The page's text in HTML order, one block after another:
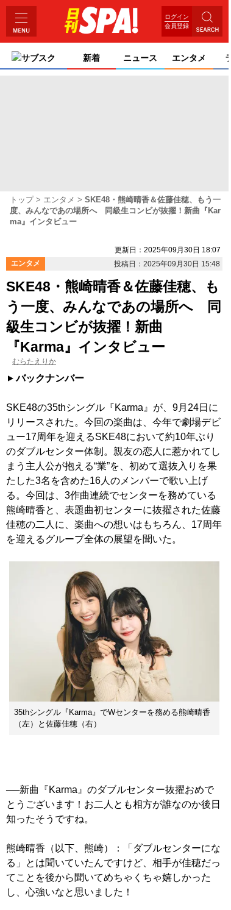
ログイン
会員登録
サブスク 新着 ニュース エンタメ
トップ エンタメ
SKE48・熊崎晴香＆佐藤佳穂、もう一
度、みんなであの場所へ 同級生コンビが抜擢！新曲『Kar
ma』インタビュー
更新日：2025年09月30日 18:07
エンタメ
投稿日：2025年09月30日 15:48
SKE48・熊崎晴香＆佐藤佳穂、も
う一度、みんなであの場所へ 同
級生コンビが抜擢！新曲
『Karma』インタビュー
むらたえりか
バックナンバー
SKE48の35thシングル『Karma』が、9月24日に
リリースされた。今回の楽曲は、今年で劇場デビ
ュー17周年を迎えるSKE48において約10年ぶり
のダブルセンター体制。親友の恋人に惹かれてし
まう主人公が抱える“業”を、初めて選抜入りを果
たした3名を含めた16人のメンバーで歌い上げ
る。今回は、3作曲連続でセンターを務めている
熊崎晴香と、表題曲初センターに抜擢された佐藤
佳穂の二人に、楽曲への想いはもちろん、17周年
を迎えるグループ全体の展望を聞いた。
35thシングル『Karma』でWセンターを務める熊崎晴香
（左）と佐藤佳穂（右）
──新曲『Karma』のダブルセンター抜擢おめで
とうございます！お二人とも相方が誰なのか後日
知ったそうですね。
熊崎晴香（以下、熊崎）：「ダブルセンターにな
る」とは聞いていたんですけど、相手が佳穂だっ
てことを後から聞いてめちゃくちゃ嬉しかった
し、心強いなと思いました！